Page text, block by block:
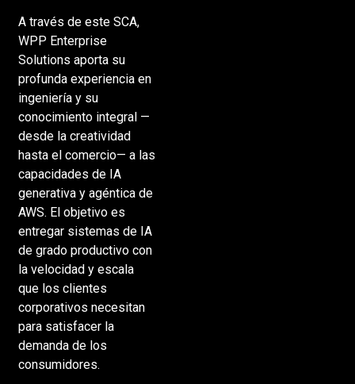
A través de este SCA,
WPP Enterprise
Solutions aporta su
profunda experiencia en
ingeniería y su
conocimiento integral —
desde la creatividad
hasta el comercio— a las
capacidades de IA
generativa y agéntica de
AWS. El objetivo es
entregar sistemas de IA
de grado productivo con
la velocidad y escala
que los clientes
corporativos necesitan
para satisfacer la
demanda de los
consumidores.